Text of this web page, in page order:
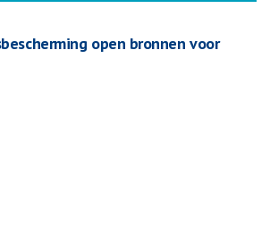
open bronnen voor